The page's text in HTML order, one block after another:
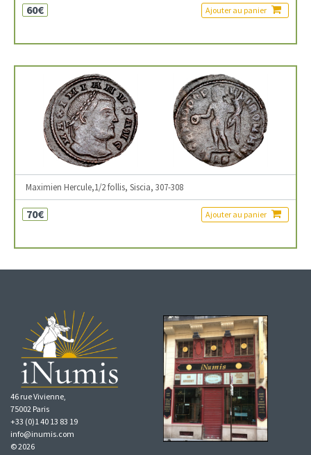
60€ Ajouter au panier
Maximien Hercule,1/2 follis, Siscia, 307-308
70€ Ajouter au panier
46 rue Vivienne,
75002 Paris
+33 (0)1 40 13 83 19
info@inumis.com
© 2026